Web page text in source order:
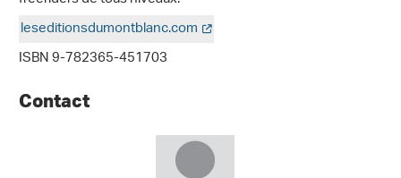
leseditionsdumontblanc.com
ISBN 9-782365-451703
Contact